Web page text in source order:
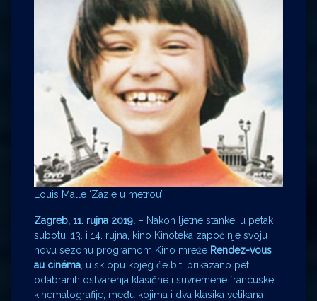
Louis Malle ‘Zazie u metrou’
Zagreb, 11. rujna 2019. – Nakon ljetne stanke, u petak i
subotu, 13. i 14. rujna, kino Kinoteka započinje svoju
novu sezonu programom Kino mreže Rendez-vous
au cinéma , u sklopu kojeg će biti prikazano pet
odabranih ostvarenja klasične i suvremene francuske
kinematografije, među kojima i dva klasika velikana